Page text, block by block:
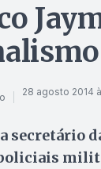
28 agosto 2014
secretário